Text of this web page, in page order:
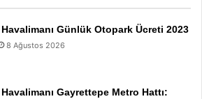
Günlük Otopark Ücreti 2023
8 Ağustos 2026
Gayrettepe Metro Hattı: